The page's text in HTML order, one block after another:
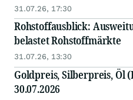
31.07.26, 17:30
Rohstoffausblick:
belastet Rohstoffmärkte
31.07.26, 13:30
Goldpreis, Silberpreis, Öl
30.07.2026